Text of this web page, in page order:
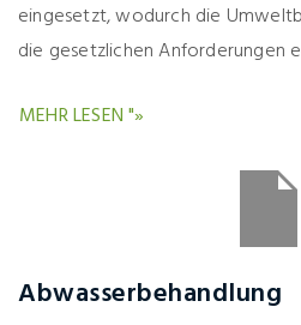
eingesetzt, wodurch die
die gesetzlichen Anforderungen
MEHR LESEN "»
Abwasserbehandlung